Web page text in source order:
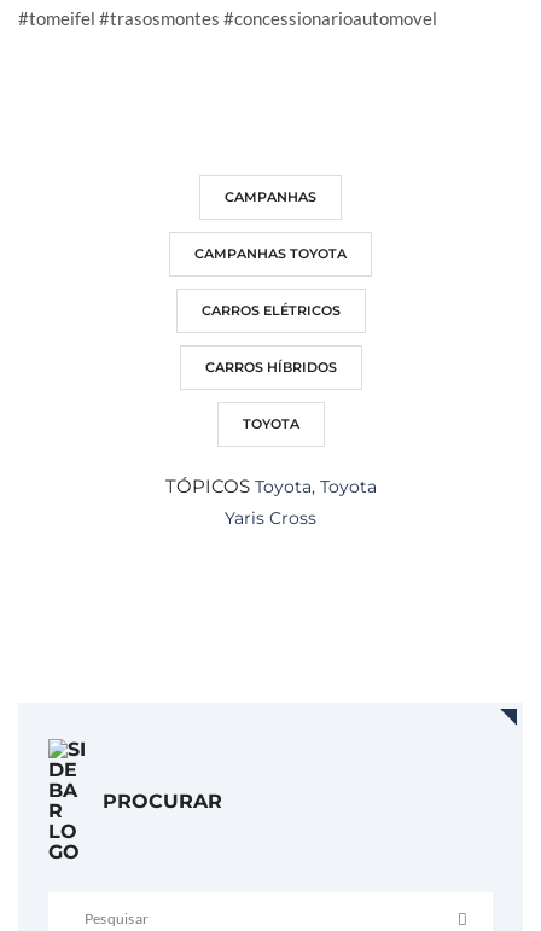
#tomeifel #trasosmontes #concessionarioautomovel
CAMPANHAS
CAMPANHAS TOYOTA
CARROS ELÉTRICOS
CARROS HÍBRIDOS
TOYOTA
TÓPICOS Toyota, Toyota
Yaris Cross
PROCURAR